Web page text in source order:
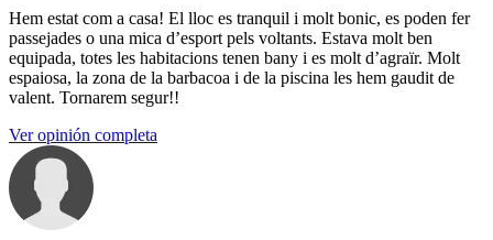
Hem estat com a casa! El lloc es tranquil i molt bonic, es poden fer
passejades o una mica d’esport pels voltants. Estava molt ben
equipada, totes les habitacions tenen bany i es molt d’agraïr. Molt
espaiosa, la zona de la barbacoa i de la piscina les hem gaudit de
valent. Tornarem segur!!
Ver opinión completa